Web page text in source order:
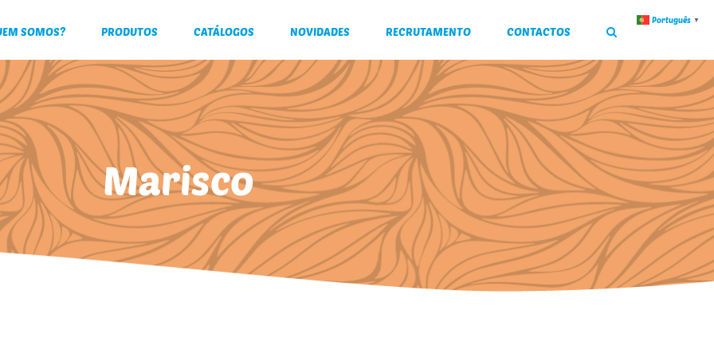
SOMOS? PRODUTOS CATÁLOGOS NOVIDADES RECRUTAMENTO CONTACTOS
Marisco
Português ▼